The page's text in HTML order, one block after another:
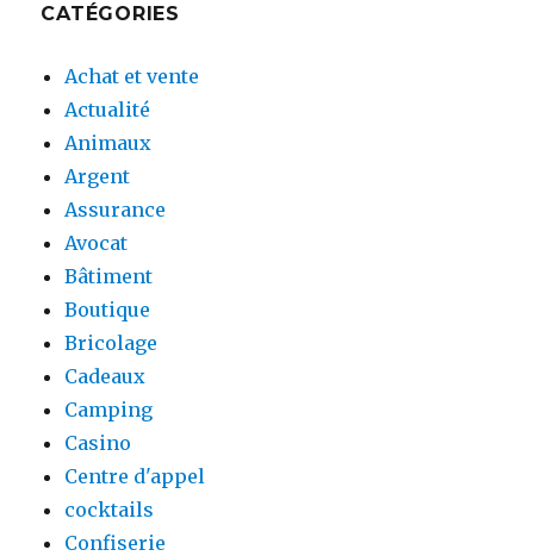
CATÉGORIES
Achat et vente
Actualité
Animaux
Argent
Assurance
Avocat
Bâtiment
Boutique
Bricolage
Cadeaux
Camping
Casino
Centre d'appel
cocktails
Confiserie